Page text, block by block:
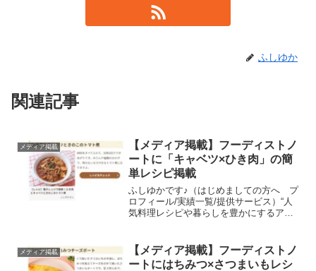
ふしゆか
関連記事
メディア掲載
【メディア掲載】フーディストノ
ートに「キャベツ×ひき肉」の簡
単レシピ掲載
ふしゆかです♪（はじめましての方へ プ
ロフィール/実績一覧/提供サービス）“人
気料理レシピや暮らしを豊かにするアイ
「電子レンジで簡単！ひき肉とキャベツ
ときのこのトマト...
メディア掲載
【メディア掲載】フーディストノ
ートにはちみつ×さつまいもレシ